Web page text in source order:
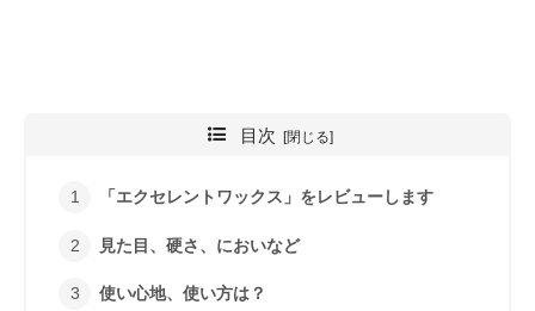
目次
「エクセレントワックス」をレビューします
見た目、硬さ、においなど
使い心地、使い方は？